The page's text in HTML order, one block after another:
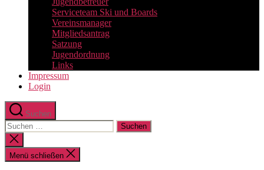
Serviceteam Ski und Boards
Vereinsmanager
Mitgliedsantrag
Satzung
Jugendordnung
Links
Impressum
Login
Suchen
Suchen
nach:
Suche
schließen
Menü schließen